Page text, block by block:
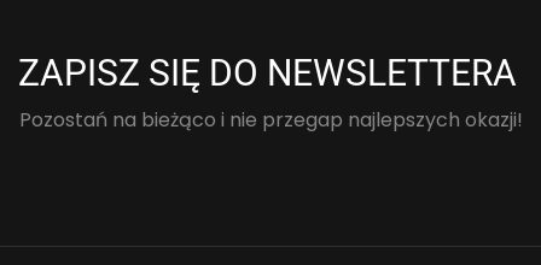
ZAPISZ SIĘ DO NEWSLETTERA
Pozostań na bieżąco i nie przegap najlepszych okazji!